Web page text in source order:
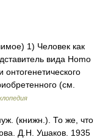
1) Человек как
вида Homo
(см.
(книжн.). То же, что
Д.Н. Ушаков. 1935